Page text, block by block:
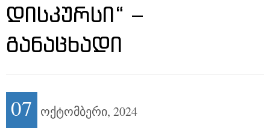
ᲓᲘᲡᲙᲣᲠᲡᲘ“ –
ᲒᲐᲜᲐᲪᲮᲐᲓᲘ
07 ოქტომბერი, 2024